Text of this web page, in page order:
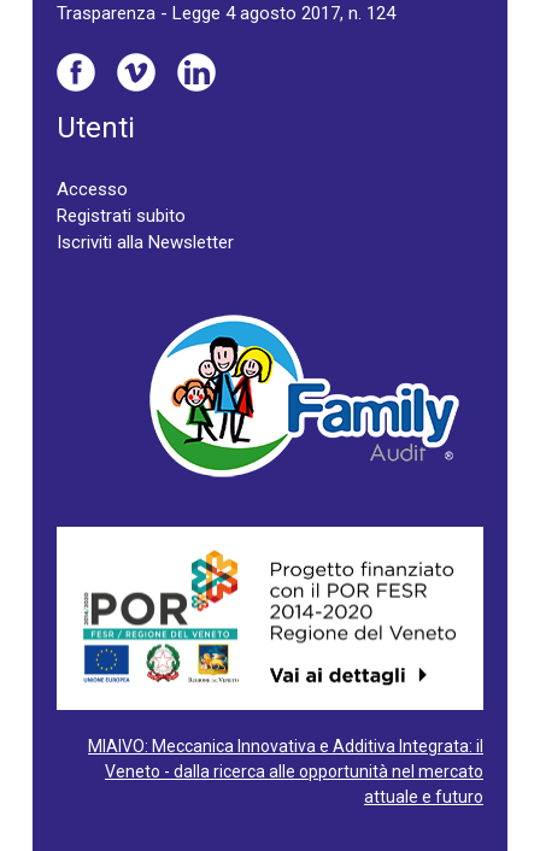
Trasparenza - Legge 4 agosto 2017, n. 124
Utenti
Accesso
Registrati subito
Iscriviti alla Newsletter
MIAIVO: Meccanica Innovativa e Additiva Integrata: il
Veneto - dalla ricerca alle opportunità nel mercato
attuale e futuro